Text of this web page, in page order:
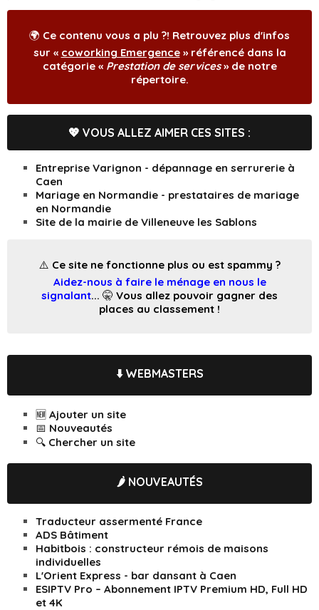
🌍 Ce contenu vous a plu ?! Retrouvez plus d'infos
sur « coworking Emergence» référencé dans la
catégorie « Prestation de services» de notre
répertoire.
💖 VOUS ALLEZ AIMER CES SITES :
Entreprise Varignon - dépannage en serrurerie à
Caen
Mariage en Normandie - prestataires de mariage
en Normandie
Site de la mairie de Villeneuve les Sablons
⚠️ Ce site ne fonctionne plus ou est spammy ?
Aidez-nous à faire le ménage en nous le
signalant... 🤫 Vous allez pouvoir gagner des
places au classement !
⬇️ WEBMASTERS
🆕 Ajouter un site
📅 Nouveautés
🔍 Chercher un site
🌶️ NOUVEAUTÉS
Traducteur assermenté France
ADS Bâtiment
Habitbois : constructeur rémois de maisons
individuelles
L'Orient Express - bar dansant à Caen
ESIPTV Pro – Abonnement IPTV Premium HD, Full HD
et 4K